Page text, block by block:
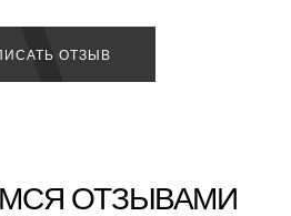
ОТЗЫВ
ОТЗЫВАМИ